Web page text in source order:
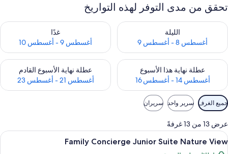
تحقق من مدى التوفر لهذه التواريخ
الليلة
أغسطس 8 - أغسطس 9
تحقق من مدى التوفر لليلة للفترة أغسطس 8 - أغسطس 9
غدًا
أغسطس 9 - أغسطس 10
تحقق من مدى التوفر لغد للفترة أغسطس
عطلة نهاية هذا الأسبوع
أغسطس 14 - أغسطس 16
تحقق من مدى التوفر لعطلة نهاية هذا الأسبوع للفترة أغسطس 14 - أغسطس 16
عطلة نهاية الأسبوع القادم
أغسطس 21 - أغسطس 23
تحقق من مدى التوفر لعطلة نهاية
عوامل
التصفية
المتاحة
للغرف
جميع الغرف سرير واحد سريران
عرض 13 من 13 غرفةً
استعراض
جميع
أغطية فراش متميزة وألحفة محشوة
7
Family Concierge Junior Suite Nature View